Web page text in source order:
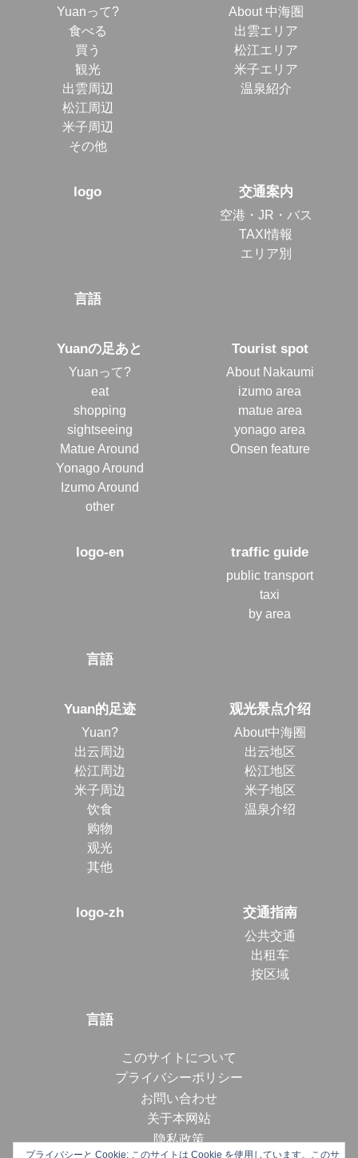
Yuanって?
食べる
買う
観光
出雲周辺
松江周辺
米子周辺
その他
About 中海圏
出雲エリア
松江エリア
米子エリア
温泉紹介
logo 交通案内
空港・JR・バス
TAXI情報
エリア別
言語
Yuanの足あと
Yuanって?
eat
shopping
sightseeing
Matue Around
Yonago Around
Izumo Around
other
Tourist spot
About Nakaumi
izumo area
matue area
yonago area
Onsen feature
logo-en traffic guide
public transport
taxi
by area
言語
Yuan的足迹
Yuan?
出云周边
松江周边
米子周边
饮食
购物
观光
其他
观光景点介绍
About中海圈
出云地区
松江地区
米子地区
温泉介绍
logo-zh 交通指南
公共交通
出租车
按区域
言語
このサイトについて
プライバシーポリシー
お問い合わせ
关于本网站
隐私政策
プライバシーと Cookie: このサイトは Cookie を使用しています。このサ
プライバシーと Cookie: このサイトは Cookie を使用しています。このサ
プライバシーと Cookie: このサイトは Cookie を使用しています。このサ